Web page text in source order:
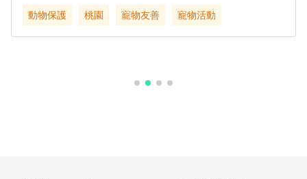
動物保護
桃園 寵物友善 寵物活動